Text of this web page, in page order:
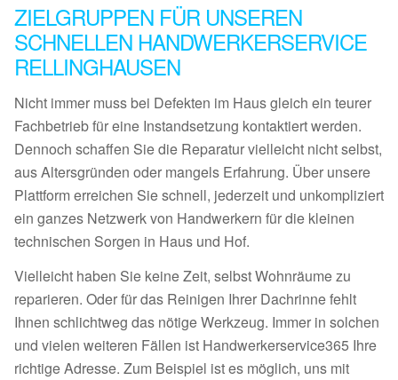
ZIELGRUPPEN FÜR UNSEREN
SCHNELLEN HANDWERKERSERVICE
RELLINGHAUSEN
Nicht immer muss bei Defekten im Haus gleich ein teurer
Fachbetrieb für eine Instandsetzung kontaktiert werden.
Dennoch schaffen Sie die Reparatur vielleicht nicht selbst,
aus Altersgründen oder mangels Erfahrung. Über unsere
Plattform erreichen Sie schnell, jederzeit und unkompliziert
ein ganzes Netzwerk von Handwerkern für die kleinen
technischen Sorgen in Haus und Hof.
Vielleicht haben Sie keine Zeit, selbst Wohnräume zu
reparieren. Oder für das Reinigen Ihrer Dachrinne fehlt
Ihnen schlichtweg das nötige Werkzeug. Immer in solchen
und vielen weiteren Fällen ist Handwerkerservice365 Ihre
richtige Adresse. Zum Beispiel ist es möglich, uns mit